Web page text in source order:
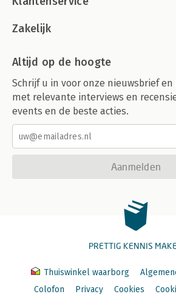
Zakelijk
Altijd op de hoogte
Schrijf u in voor onze nieuwsbrief
met relevante interviews en
events en de beste acties.
Aanmelden
PRETTIG KENNIS
Thuiswinkel waarborg
Colofon
Privacy Cookies